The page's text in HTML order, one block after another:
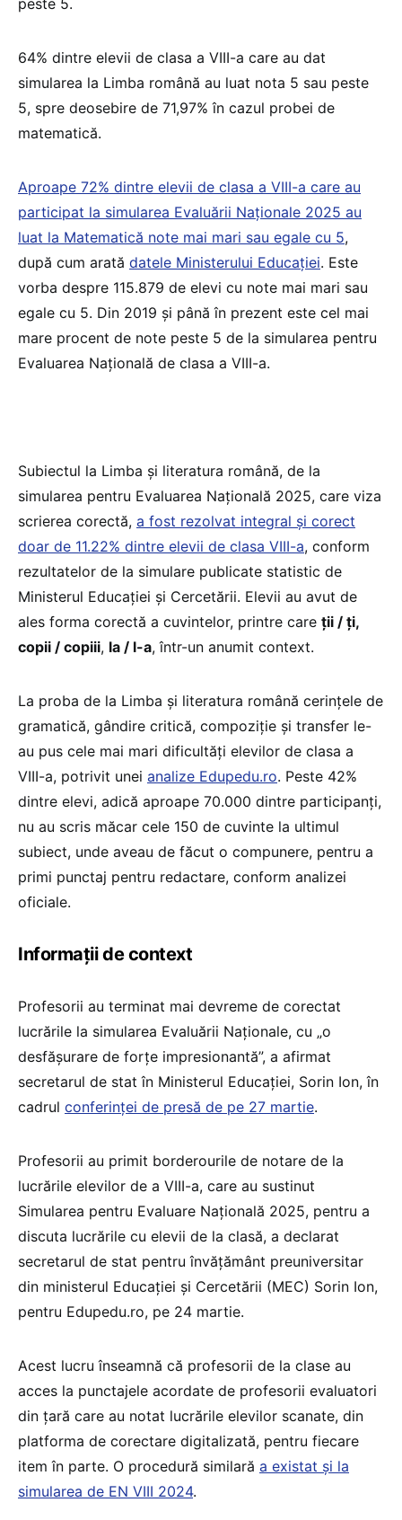
64% dintre elevii de clasa a VIII-a care au dat
simularea la Limba română au luat nota 5 sau peste
5, spre deosebire de 71,97% în cazul probei de
matematică.
Aproape 72% dintre elevii de clasa a VIII-a care au
participat la simularea Evaluării Naționale 2025 au
luat la Matematică note mai mari sau egale cu 5,
după cum arată datele Ministerului Educației. Este
vorba despre 115.879 de elevi cu note mai mari sau
egale cu 5. Din 2019 și până în prezent este cel mai
mare procent de note peste 5 de la simularea pentru
Evaluarea Națională de clasa a VIII-a.
Subiectul la Limba și literatura română, de la
simularea pentru Evaluarea Națională 2025, care viza
scrierea corectă, a fost rezolvat integral și corect
doar de 11.22% dintre elevii de clasa VIII-a, conform
rezultatelor de la simulare publicate statistic de
Ministerul Educației și Cercetării. Elevii au avut de
ales forma corectă a cuvintelor, printre care ții / ți,
copii / copiii, la / l-a, într-un anumit context.
La proba de la Limba și literatura română cerințele de
gramatică, gândire critică, compoziție și transfer le-
au pus cele mai mari dificultăți elevilor de clasa a
VIII-a, potrivit unei analize Edupedu.ro. Peste 42%
dintre elevi, adică aproape 70.000 dintre participanți,
nu au scris măcar cele 150 de cuvinte la ultimul
subiect, unde aveau de făcut o compunere, pentru a
primi punctaj pentru redactare, conform analizei
oficiale.
Informații de context
Profesorii au terminat mai devreme de corectat
lucrările la simularea Evaluării Naționale, cu „o
desfășurare de forțe impresionantă”, a afirmat
secretarul de stat în Ministerul Educației, Sorin Ion, în
cadrul conferinței de presă de pe 27 martie.
Profesorii au primit borderourile de notare de la
lucrările elevilor de a VIII-a, care au sustinut
Simularea pentru Evaluare Națională 2025, pentru a
discuta lucrările cu elevii de la clasă, a declarat
secretarul de stat pentru învățământ preuniversitar
din ministerul Educației și Cercetării (MEC) Sorin Ion,
pentru Edupedu.ro, pe 24 martie.
Acest lucru înseamnă că profesorii de la clase au
acces la punctajele acordate de profesorii evaluatori
din țară care au notat lucrările elevilor scanate, din
platforma de corectare digitalizată, pentru fiecare
item în parte. O procedură similară a existat și la
simularea de EN VIII 2024.